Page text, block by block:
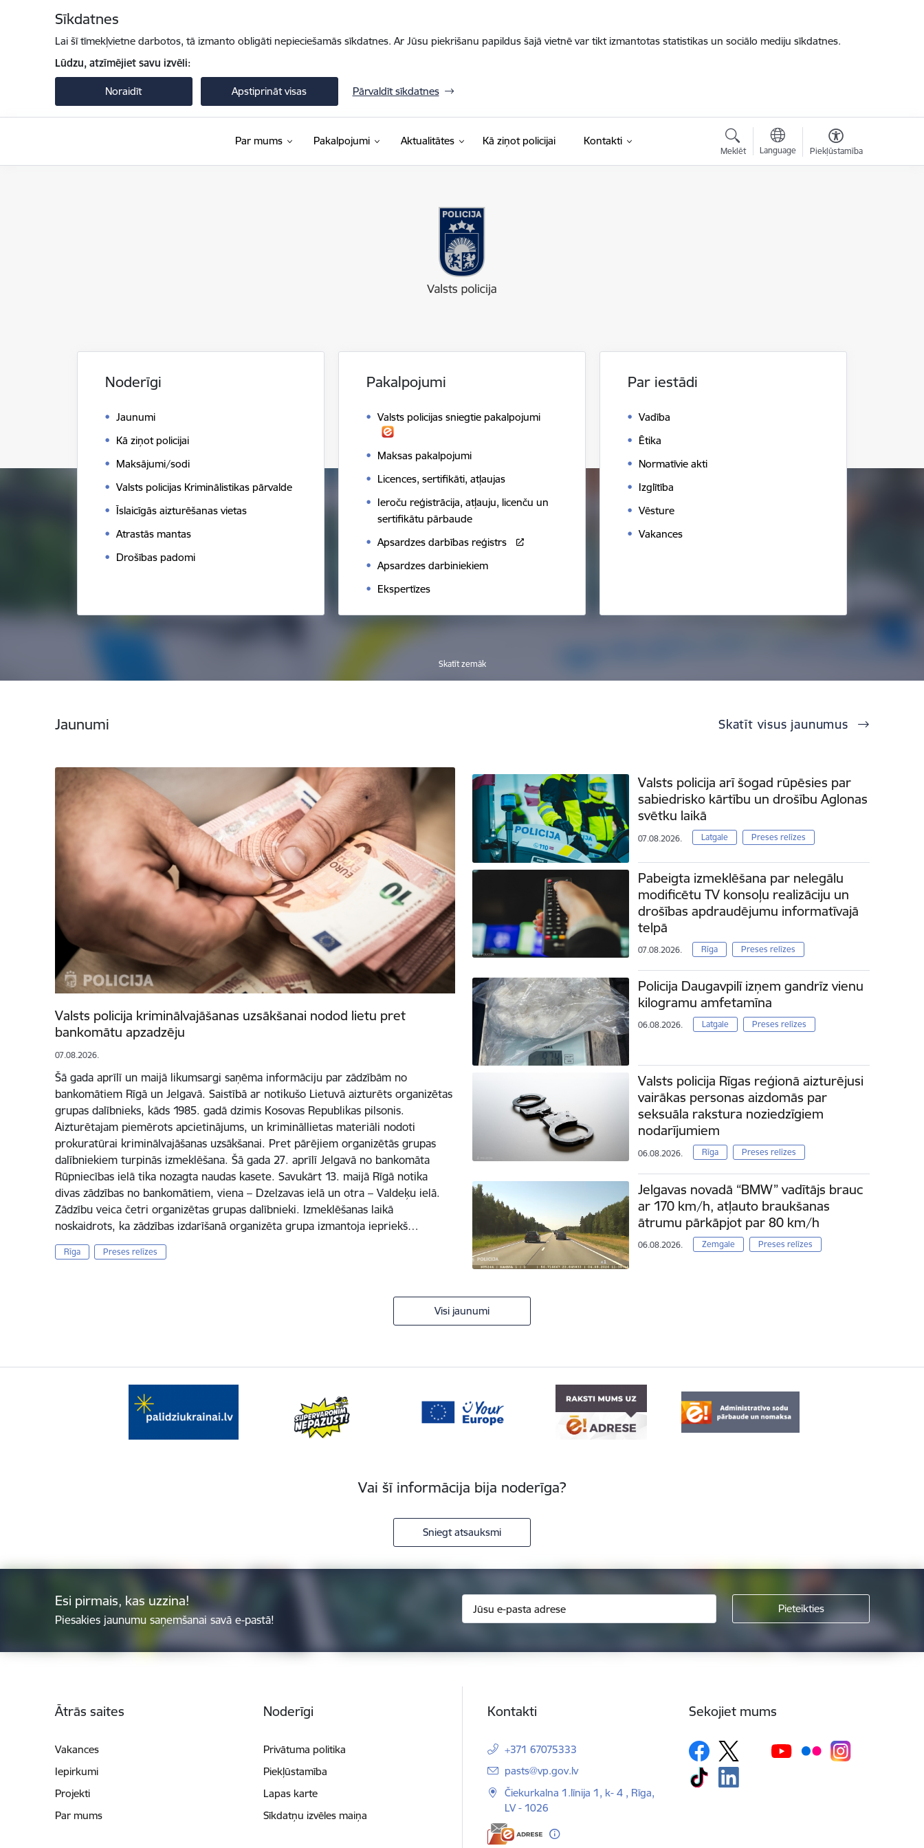
Sīkdatnes
Lai šī tīmekļvietne darbotos, tā izmanto obligāti nepieciešamās sīkdatnes. Ar Jūsu piekrišanu papildus šajā vietnē var tikt izmantotas statistikas un sociālo mediju sīkdatnes.
Lūdzu, atzīmējiet savu izvēli:
Noraidīt Apstiprināt visas Pārvaldīt sīkdatnes
Par mums Pakalpojumi Aktualitātes Kā ziņot policijai Kontakti
Meklēt Language Piekļūstamība
Noderīgi
Jaunumi
Kā ziņot policijai
Maksājumi/sodi
Valsts policijas Kriminālistikas pārvalde
Īslaicīgās aizturēšanas vietas
Atrastās mantas
Drošības padomi
Pakalpojumi
Valsts policijas sniegtie pakalpojumi
Maksas pakalpojumi
Licences, sertifikāti, atļaujas
Ieroču reģistrācija, atļauju, licenču un
sertifikātu pārbaude
Apsardzes darbības reģistrs
Apsardzes darbiniekiem
Ekspertīzes
Par iestādi
Vadība
Ētika
Normatīvie akti
Izglītība
Vēsture
Vakances
Skatīt zemāk
Jaunumi Skatīt visus jaunumus
Valsts policija kriminālvajāšanas uzsākšanai nodod lietu pret
bankomātu apzadzēju
07.08.2026.
Šā gada aprīlī un maijā likumsargi saņēma informāciju par zādzībām no
bankomātiem Rīgā un Jelgavā. Saistībā ar notikušo Lietuvā aizturēts organizētas
grupas dalībnieks, kāds 1985. gadā dzimis Kosovas Republikas pilsonis.
Aizturētajam piemērots apcietinājums, un krimināllietas materiāli nodoti
prokuratūrai kriminālvajāšanas uzsākšanai. Pret pārējiem organizētās grupas
dalībniekiem turpinās izmeklēšana. Šā gada 27. aprīlī Jelgavā no bankomāta
Rūpniecības ielā tika nozagta naudas kasete. Savukārt 13. maijā Rīgā notika
divas zādzības no bankomātiem, viena – Dzelzavas ielā un otra – Valdeķu ielā.
Zādzību veica četri organizētas grupas dalībnieki. Izmeklēšanas laikā
noskaidrots, ka zādzības izdarīšanā organizēta grupa izmantoja iepriekš…
Rīga Preses relīzes
Valsts policija arī šogad rūpēsies par
sabiedrisko kārtību un drošību Aglonas
svētku laikā
07.08.2026. Latgale Preses relīzes
Pabeigta izmeklēšana par nelegālu
modificētu TV konsoļu realizāciju un
drošības apdraudējumu informatīvajā
telpā
07.08.2026. Rīga Preses relīzes
Policija Daugavpilī izņem gandrīz vienu
kilogramu amfetamīna
06.08.2026. Latgale Preses relīzes
Valsts policija Rīgas reģionā aizturējusi
vairākas personas aizdomās par
seksuāla rakstura noziedzīgiem
nodarījumiem
06.08.2026. Rīga Preses relīzes
Jelgavas novadā “BMW” vadītājs brauc
ar 170 km/h, atļauto braukšanas
ātrumu pārkāpjot par 80 km/h
06.08.2026. Zemgale Preses relīzes
Visi jaunumi
Vai šī informācija bija noderīga?
Sniegt atsauksmi
Esi pirmais, kas uzzina!
Piesakies jaunumu saņemšanai savā e-pastā!
Ātrās saites
Vakances
Iepirkumi
Projekti
Par mums
Noderīgi
Privātuma politika
Piekļūstamība
Lapas karte
Sīkdatņu izvēles maiņa
Kontakti
+371 67075333
E-pasts:
pasts@vp.gov.lv
Čiekurkalna 1.līnija 1, k- 4 , Rīga,
LV - 1026
Sekojiet mums